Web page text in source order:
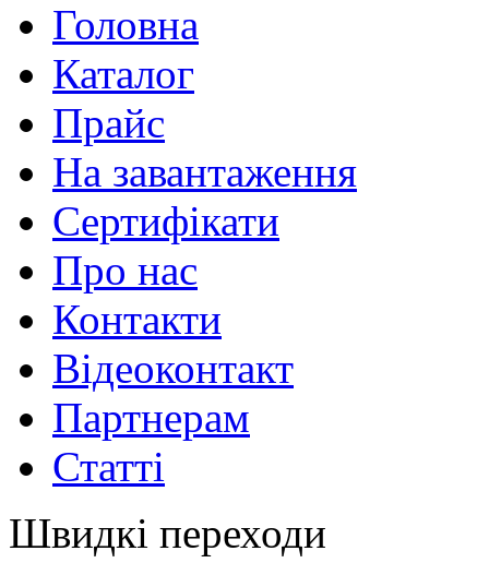
Головна
Каталог
Прайс
На завантаження
Сертифікати
Про нас
Контакти
Відеоконтакт
Партнерам
Статті
Швидкі переходи